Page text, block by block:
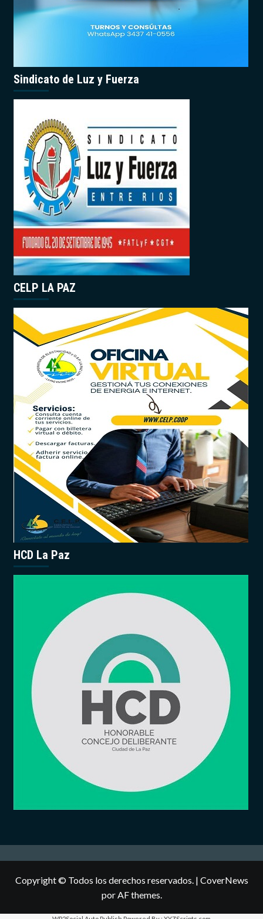
Sindicato de Luz y Fuerza
CELP LA PAZ
HCD La Paz
Copyright © Todos los derechos reservados. | CoverNews
por AF themes.